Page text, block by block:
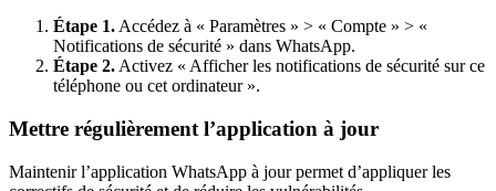
Étape 1. Accédez à « Paramètres » > « Compte » > «
Notifications de sécurité » dans WhatsApp.
Étape 2. Activez « Afficher les notifications de sécurité sur ce
téléphone ou cet ordinateur ».
Mettre régulièrement l’application à jour
Maintenir l’application WhatsApp à jour permet d’appliquer les